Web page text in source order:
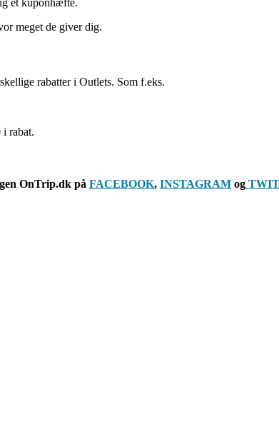
meget de giver dig.
rabatter i Outlets. Som f.eks.
rabat.
OnTrip.dk på FACEBOOK, INSTAGRAM og